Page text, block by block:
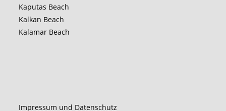
Kaputas Beach
Kalkan Beach
Kalamar Beach
Impressum und Datenschutz